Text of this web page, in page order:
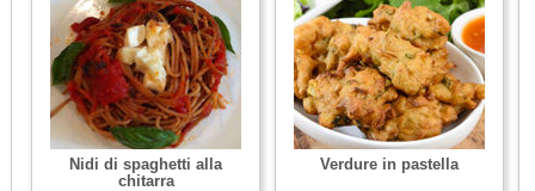
Nidi di spaghetti alla
chitarra
Verdure in pastella